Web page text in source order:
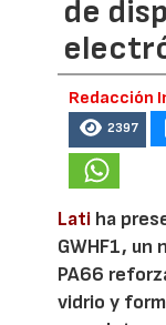
de
Redacción
2397
Lati ha
GWHF1, un
PA66
vidrio y